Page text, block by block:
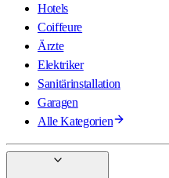
Hotels
Coiffeure
Ärzte
Elektriker
Sanitärinstallation
Garagen
Alle Kategorien